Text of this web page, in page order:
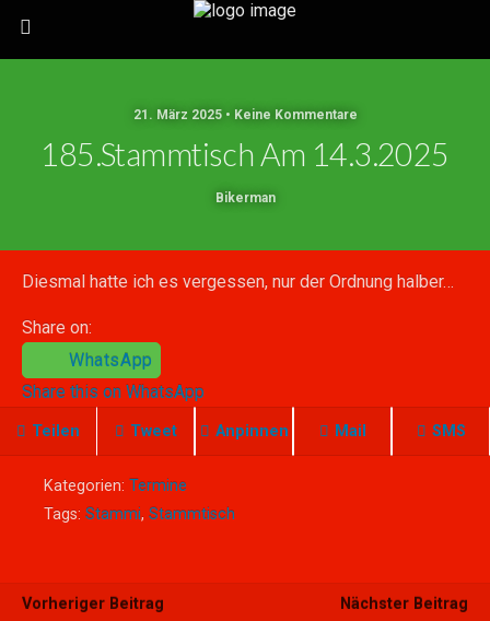
21. März 2025 • Keine Kommentare
185.Stammtisch Am 14.3.2025
Bikerman
Diesmal hatte ich es vergessen, nur der Ordnung halber…
Share on:
WhatsApp
Share this on WhatsApp
Teilen Tweet Anpinnen Mail SMS
Kategorien: Termine
Tags: Stammi, Stammtisch
Vorheriger Beitrag
Nächster Beitrag